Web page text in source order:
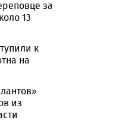
за
13
к
на
из